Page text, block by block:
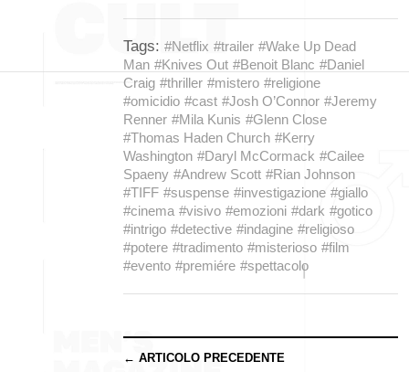
Tags: #Netflix #trailer #Wake Up Dead
Man #Knives Out #Benoit Blanc #Daniel
Craig #thriller #mistero #religione
#omicidio #cast #Josh O’Connor #Jeremy
Renner #Mila Kunis #Glenn Close
#Thomas Haden Church #Kerry
Washington #Daryl McCormack #Cailee
Spaeny #Andrew Scott #Rian Johnson
#TIFF #suspense #investigazione #giallo
#cinema #visivo #emozioni #dark #gotico
#intrigo #detective #indagine #religioso
#potere #tradimento #misterioso #film
#evento #premiére #spettacolo
← ARTICOLO PRECEDENTE